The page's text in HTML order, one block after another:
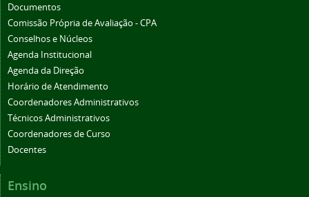
Documentos
Comissão Própria de Avaliação - CPA
Conselhos e Núcleos
Agenda Institucional
Agenda da Direção
Horário de Atendimento
Coordenadores Administrativos
Técnicos Administrativos
Coordenadores de Curso
Docentes
Ensino